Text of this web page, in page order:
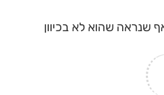
שנראה שהוא לא בכיוון